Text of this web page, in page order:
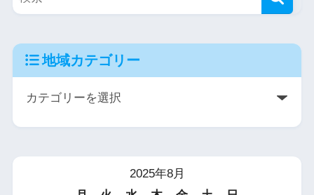
地域カテゴリー
2025年8月